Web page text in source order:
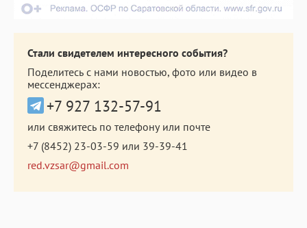
Стали свидетелем интересного события?
Поделитесь с нами новостью, фото или видео в
мессенджерах:
+7 927 132-57-91
или свяжитесь по телефону или почте
+7 (8452) 23-03-59 или 39-39-41
red.vzsar@gmail.com